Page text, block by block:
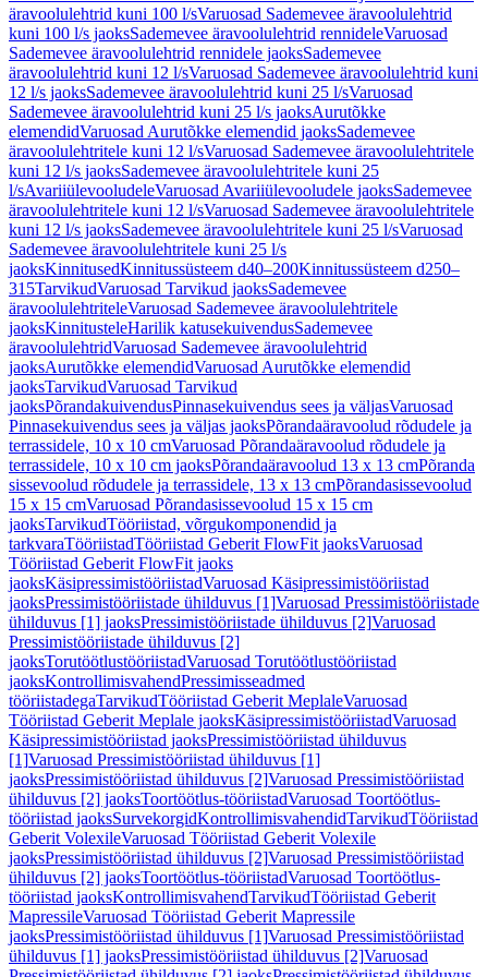
äravoolulehtrid kuni 100 l/sVaruosad Sademevee äravoolulehtrid
kuni 100 l/s jaoksSademevee äravoolulehtrid rennideleVaruosad
Sademevee äravoolulehtrid rennidele jaoksSademevee
äravoolulehtrid kuni 12 l/sVaruosad Sademevee äravoolulehtrid kuni
12 l/s jaoksSademevee äravoolulehtrid kuni 25 l/sVaruosad
Sademevee äravoolulehtrid kuni 25 l/s jaoksAurutõkke
elemendidVaruosad Aurutõkke elemendid jaoksSademevee
äravoolulehtritele kuni 12 l/sVaruosad Sademevee äravoolulehtritele
kuni 12 l/s jaoksSademevee äravoolulehtritele kuni 25
l/sAvariiülevooludeleVaruosad Avariiülevooludele jaoksSademevee
äravoolulehtritele kuni 12 l/sVaruosad Sademevee äravoolulehtritele
kuni 12 l/s jaoksSademevee äravoolulehtritele kuni 25 l/sVaruosad
Sademevee äravoolulehtritele kuni 25 l/s
jaoksKinnitusedKinnitussüsteem d40–200Kinnitussüsteem d250–
315TarvikudVaruosad Tarvikud jaoksSademevee
äravoolulehtriteleVaruosad Sademevee äravoolulehtritele
jaoksKinnitusteleHarilik katusekuivendusSademevee
äravoolulehtridVaruosad Sademevee äravoolulehtrid
jaoksAurutõkke elemendidVaruosad Aurutõkke elemendid
jaoksTarvikudVaruosad Tarvikud
jaoksPõrandakuivendusPinnasekuivendus sees ja väljasVaruosad
Pinnasekuivendus sees ja väljas jaoksPõrandaäravoolud rõdudele ja
terrassidele, 10 x 10 cmVaruosad Põrandaäravoolud rõdudele ja
terrassidele, 10 x 10 cm jaoksPõrandaäravoolud 13 x 13 cmPõranda
sissevoolud rõdudele ja terrassidele, 13 x 13 cmPõrandasissevoolud
15 x 15 cmVaruosad Põrandasissevoolud 15 x 15 cm
jaoksTarvikudTööriistad, võrgukomponendid ja
tarkvaraTööriistadTööriistad Geberit FlowFit jaoksVaruosad
Tööriistad Geberit FlowFit jaoks
jaoksKäsipressimistööriistadVaruosad Käsipressimistööriistad
jaoksPressimistööriistade ühilduvus [1]Varuosad Pressimistööriistade
ühilduvus [1] jaoksPressimistööriistade ühilduvus [2]Varuosad
Pressimistööriistade ühilduvus [2]
jaoksTorutöötlustööriistadVaruosad Torutöötlustööriistad
jaoksKontrollimisvahendPressimisseadmed
tööriistadegaTarvikudTööriistad Geberit MeplaleVaruosad
Tööriistad Geberit Meplale jaoksKäsipressimistööriistadVaruosad
Käsipressimistööriistad jaoksPressimistööriistad ühilduvus
[1]Varuosad Pressimistööriistad ühilduvus [1]
jaoksPressimistööriistad ühilduvus [2]Varuosad Pressimistööriistad
ühilduvus [2] jaoksToortöötlus-tööriistadVaruosad Toortöötlus-
tööriistad jaoksSurvekorgidKontrollimisvahendidTarvikudTööriistad
Geberit VolexileVaruosad Tööriistad Geberit Volexile
jaoksPressimistööriistad ühilduvus [2]Varuosad Pressimistööriistad
ühilduvus [2] jaoksToortöötlus-tööriistadVaruosad Toortöötlus-
tööriistad jaoksKontrollimisvahendTarvikudTööriistad Geberit
MapressileVaruosad Tööriistad Geberit Mapressile
jaoksPressimistööriistad ühilduvus [1]Varuosad Pressimistööriistad
ühilduvus [1] jaoksPressimistööriistad ühilduvus [2]Varuosad